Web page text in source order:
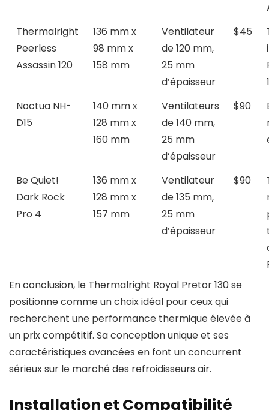
Thermalright
Peerless
Assassin 120
136 mm x
98 mm x
158 mm
Ventilateur
de 120 mm,
25 mm
d’épaisseur
$45
Noctua NH-
D15
140 mm x
128 mm x
160 mm
Ventilateurs
de 140 mm,
25 mm
d’épaisseur
$90
Be Quiet!
Dark Rock
Pro 4
136 mm x
128 mm x
157 mm
Ventilateur
de 135 mm,
25 mm
d’épaisseur
$90
En conclusion, le Thermalright Royal Pretor 130 se
positionne comme un choix idéal pour ceux qui
recherchent une performance thermique élevée à
un prix compétitif. Sa conception unique et ses
caractéristiques avancées en font un concurrent
sérieux sur le marché des refroidisseurs air.
Installation et Compatibilité